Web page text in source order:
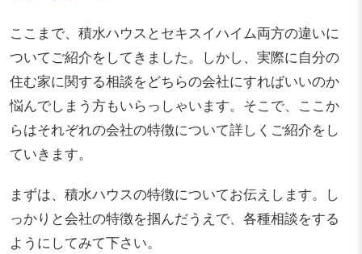
ここまで、積水ハウスとセキスイハイム両方の違いに
ついてご紹介をしてきました。しかし、実際に自分の
住む家に関する相談をどちらの会社にすればいいのか
悩んでしまう方もいらっしゃいます。そこで、ここか
らはそれぞれの会社の特徴について詳しくご紹介をし
ていきます。
まずは、積水ハウスの特徴についてお伝えします。し
っかりと会社の特徴を掴んだうえで、各種相談をする
ようにしてみて下さい。